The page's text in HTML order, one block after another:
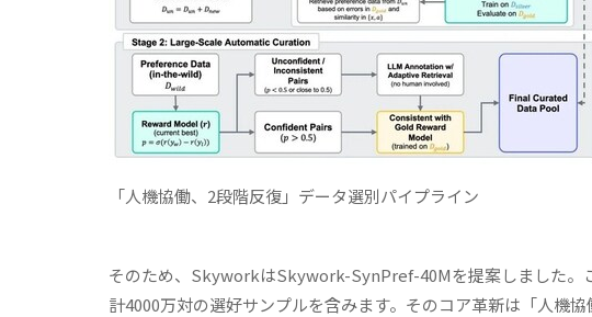
「人機協働、2段階反復」データ選別パイプライン
そのため、SkyworkはSkywork-SynPref-40Mを提案しました。
計4000万対の選好サンプルを含みます。そのコア革新は「人機